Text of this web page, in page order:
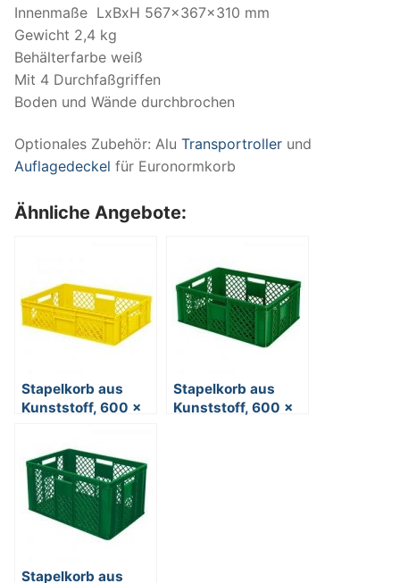
Innenmaße LxBxH 567x367x310 mm
Gewicht 2,4 kg
Behälterfarbe weiß
Mit 4 Durchfaßgriffen
Boden und Wände durchbrochen
Optionales Zubehör: Alu Transportroller und
Auflagedeckel für Euronormkorb
Ähnliche Angebote:
Stapelkorb aus
Kunststoff, 600 x
Stapelkorb aus
Kunststoff, 600 x
Stapelkorb aus